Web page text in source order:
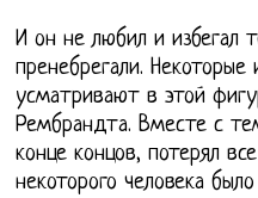
И он не любил и избегал
пренебрегали. Некоторые
усматривают в этой
Рембрандта. Вместе с
конце концов, потерял
некоторого человека